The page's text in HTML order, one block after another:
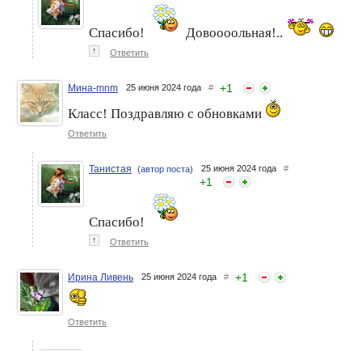
Покупки и подарочки с
#masuraeventminsk!
Спасибо! Довоооольная!..
↑ Ответить
Мина-mnm 25 июня 2024 года # +1
Класс! Поздравляю с обновками
Ответить
Танистая (автор поста) 25 июня 2024 года #
+1
Спасибо!
↑ Ответить
Ирина Ливень 25 июня 2024 года # +1
Ответить